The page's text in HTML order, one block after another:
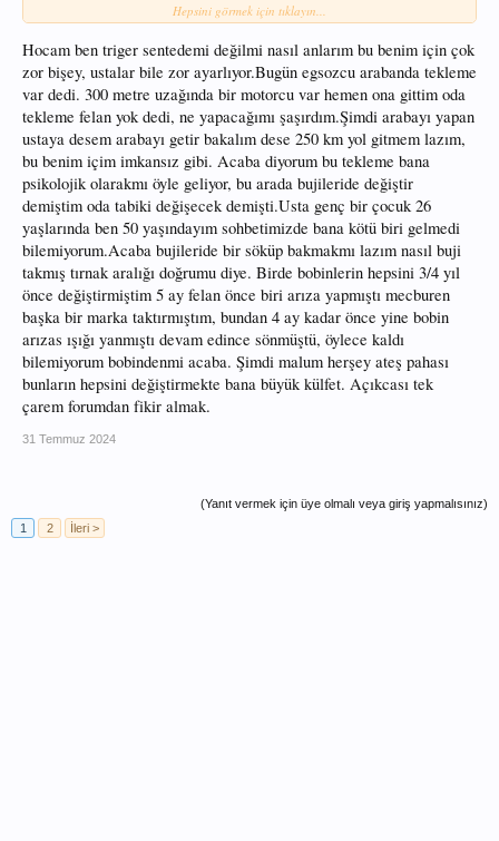
Sizin elinizde takım varsa motor üstündeki plastik kapağı söküp hemen sol
tarafta yer alan trigerin üst kapağını söküp/gevşetip kam mili pozisyonlarına
bakabilirsiniz .
Zaten sağ tekerin oradan bakınca krankı çevirebileceğiniz kasnağı görürsünüz .
Elinizde takım yoksa en azından elm327 alın arıza kodu bakın bize haber edin.
Belki farklı bir kod verir ona göre yardımcı olmaya çalışırız.
Hepsini görmek için tıklayın...
Hocam ben triger sentedemi değilmi nasıl anlarım bu benim için çok
zor bişey, ustalar bile zor ayarlıyor.Bugün egsozcu arabanda tekleme
var dedi. 300 metre uzağında bir motorcu var hemen ona gittim oda
tekleme felan yok dedi, ne yapacağımı şaşırdım.Şimdi arabayı yapan
ustaya desem arabayı getir bakalım dese 250 km yol gitmem lazım,
bu benim içim imkansız gibi. Acaba diyorum bu tekleme bana
psikolojik olarakmı öyle geliyor, bu arada bujileride değiştir
demiştim oda tabiki değişecek demişti.Usta genç bir çocuk 26
yaşlarında ben 50 yaşındayım sohbetimizde bana kötü biri gelmedi
bilemiyorum.Acaba bujileride bir söküp bakmakmı lazım nasıl buji
takmış tırnak aralığı doğrumu diye. Birde bobinlerin hepsini 3/4 yıl
önce değiştirmiştim 5 ay felan önce biri arıza yapmıştı mecburen
başka bir marka taktırmıştım, bundan 4 ay kadar önce yine bobin
arızas ışığı yanmıştı devam edince sönmüştü, öylece kaldı
bilemiyorum bobindenmi acaba. Şimdi malum herşey ateş pahası
bunların hepsini değiştirmekte bana büyük külfet. Açıkcası tek
çarem forumdan fikir almak.
31 Temmuz 2024
(Yanıt vermek için üye olmalı veya giriş yapmalısınız)
1
2 İleri >